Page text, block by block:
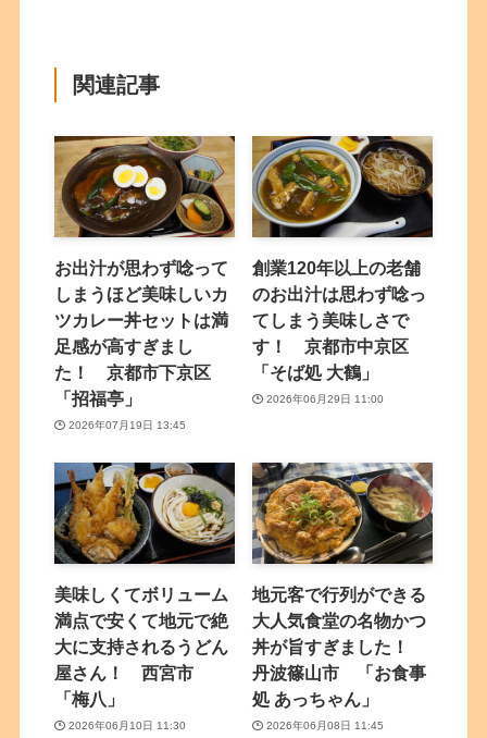
関連記事
お出汁が思わず唸って
しまうほど美味しいカ
ツカレー丼セットは満
足感が高すぎまし
た！ 京都市下京区
「招福亭」
2026年07月19日 13:45
創業120年以上の老舗
のお出汁は思わず唸っ
てしまう美味しさで
す！ 京都市中京区
「そば処 大鶴」
2026年06月29日 11:00
美味しくてボリューム
満点で安くて地元で絶
大に支持されるうどん
屋さん！ 西宮市
「梅八」
2026年06月10日 11:30
地元客で行列ができる
大人気食堂の名物かつ
丼が旨すぎました！
丹波篠山市 「お食事
処 あっちゃん」
2026年06月08日 11:45